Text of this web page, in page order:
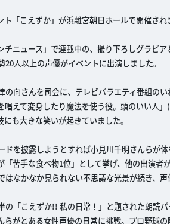
「こえずか」が浜離宮朝日ホールで開催され
チニュース」で連載中の、撮り下ろしグラビ
人以上の声優がイベントに出演しました。
向さんを司会に、テレビバラエティ番組の
唱えて変身したり魔法を使う役。頭のいい人
も大きな笑いが起きていました。
ドを披露しようとすれば小見川千明さんらが
苦手な食べ物1位」として挙げ、他の出演
なかなか見られない不思議な光景が続き、声
の「こえずか!! 私の日常！」と題された朗読
がとある女性声優の日常に挑戦。プロ野球